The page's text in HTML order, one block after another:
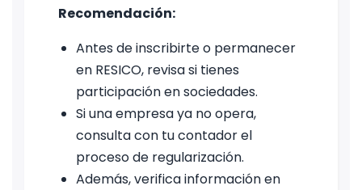
Recomendación:
Antes de inscribirte o permanecer
en RESICO, revisa si tienes
participación en sociedades.
Si una empresa ya no opera,
consulta con tu contador el
proceso de regularización.
Además, verifica información en